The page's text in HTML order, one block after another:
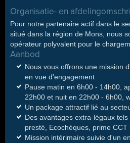
Organisatie- en
Pour notre partenaire actif dans le
situé dans la région de Mons, nous
opérateur polyvalent pour le
Aanbod
Nous vous offrons une mission
en vue d'engagement
Pause matin en 6h00 - 14h00,
22h00 et nuit en 22h00 - 6h00,
Un package attractif lié au
Des avantages extra-légaux
presté, Ecochèques, prime
Mission intérimaire suivie d'un